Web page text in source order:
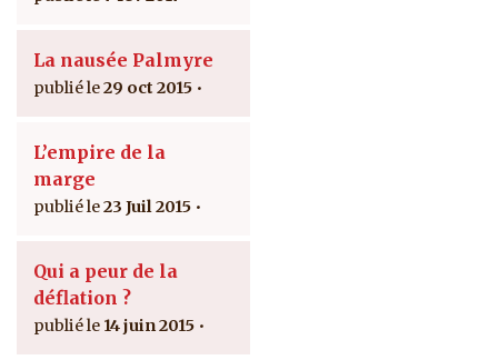
La nausée Palmyre
29 oct 2015
L’empire de la
marge
23 Juil 2015
Qui a peur de la
déflation ?
14 juin 2015